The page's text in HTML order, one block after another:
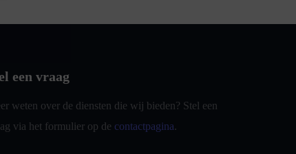
een vraag
weten over de diensten die wij bieden? Stel een
via het formulier op de contactpagina.